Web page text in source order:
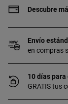
Descubre
Envío
en compras
10 días
GRATIS tus